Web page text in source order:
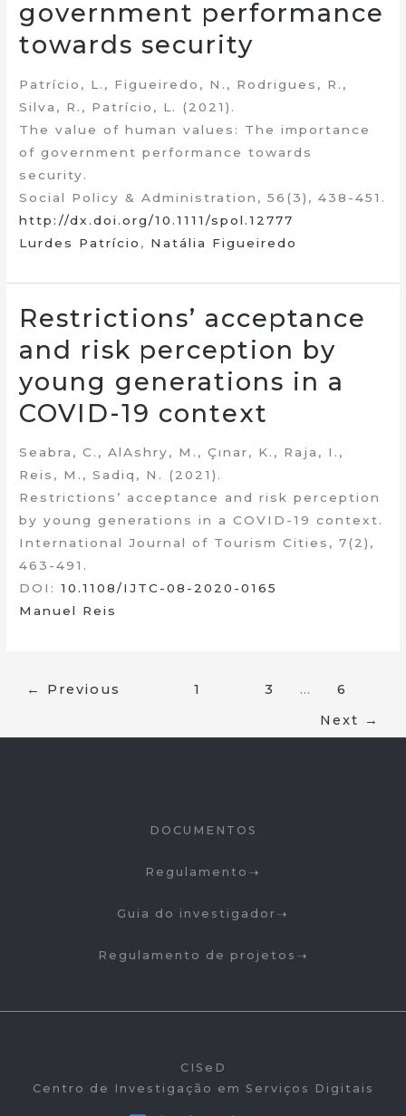
government performance
towards security
Patrício, L., Figueiredo, N., Rodrigues, R.,
Silva, R., Patrício, L. (2021).
The value of human values: The importance
of government performance towards
security.
Social Policy & Administration, 56(3), 438-451.
http://dx.doi.org/10.1111/spol.12777
Lurdes Patrício , Natália Figueiredo
Restrictions’ acceptance
and risk perception by
young generations in a
COVID-19 context
Seabra, C., AlAshry, M., Çınar, K., Raja, I.,
Reis, M., Sadiq, N. (2021).
Restrictions’ acceptance and risk perception
by young generations in a COVID-19 context.
International Journal of Tourism Cities, 7(2),
463-491.
DOI:10.1108/IJTC-08-2020-0165
Manuel Reis
← Previous 1 3 …
6
Next
→
DOCUMENTOS
Regulamento
Guia do investigador
Regulamento de projetos
CISeD
Centro de Investigação em Serviços Digitais